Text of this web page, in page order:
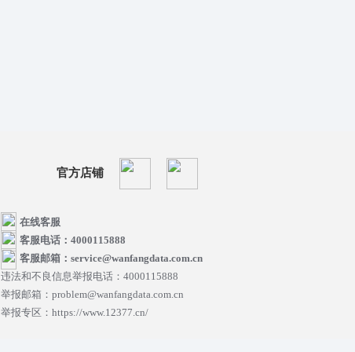
官方店铺
在线客服
客服电话：4000115888
客服邮箱：service@wanfangdata.com.cn
违法和不良信息举报电话：4000115888
举报邮箱：problem@wanfangdata.com.cn
举报专区：https://www.12377.cn/